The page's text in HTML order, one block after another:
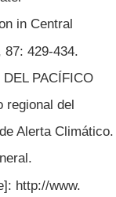
in Central
429-434.
PACÍFICO
regional del
Alerta Climático.
http://www.